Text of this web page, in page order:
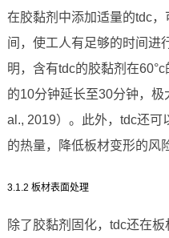
在胶黏剂中添加适量的tdc
间，使工人有足够的时间进
明，含有tdc的胶黏剂在
的10分钟延长至30分钟，
al., 2019）。此外，tdc还可
的热量，降低板材变形的风
3.1.2 板材表面处理
除了胶黏剂固化，tdc还在板